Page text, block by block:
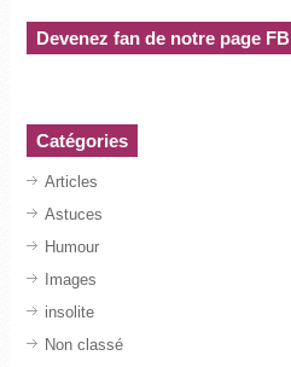
Devenez fan de notre page FB
Catégories
Articles
Astuces
Humour
Images
insolite
Non classé